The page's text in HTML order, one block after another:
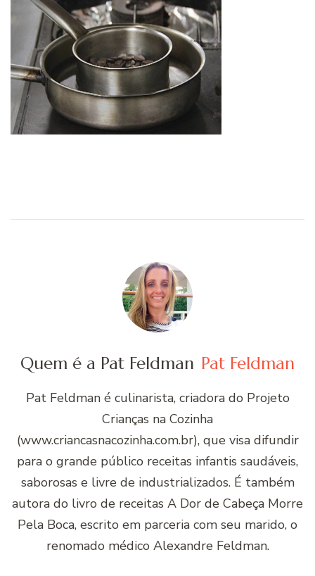
Quem é a Pat Feldman Pat Feldman
Pat Feldman é culinarista, criadora do Projeto
Crianças na Cozinha
(www.criancasnacozinha.com.br), que visa difundir
para o grande público receitas infantis saudáveis,
saborosas e livre de industrializados. É também
autora do livro de receitas A Dor de Cabeça Morre
Pela Boca, escrito em parceria com seu marido, o
renomado médico Alexandre Feldman.